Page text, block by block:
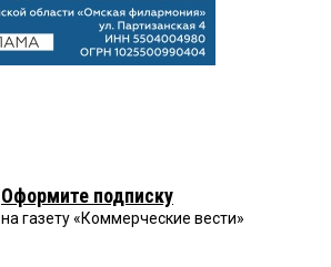
Оформите подписку
на газету «Коммерческие вести»